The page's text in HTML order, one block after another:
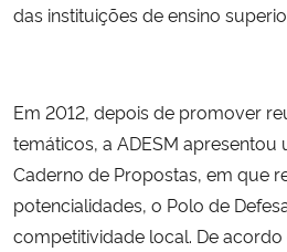
das instituições de ensino
Em 2012, depois de promover
temáticos, a ADESM
Caderno de Propostas, em que
potencialidades, o Polo de
competitividade local. De